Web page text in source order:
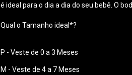
é ideal para o dia a dia do seu bebê. O
Qual o Tamanho ideal*?
P - Veste de 0 a 3 Meses
M - Veste de 4 a 7 Meses